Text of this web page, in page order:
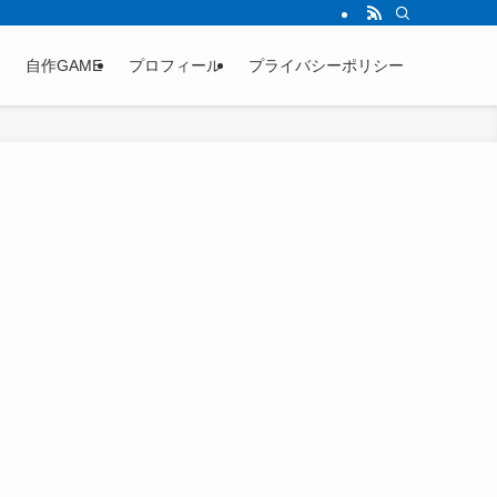
自作GAME プロフィール プライバシーポリシー